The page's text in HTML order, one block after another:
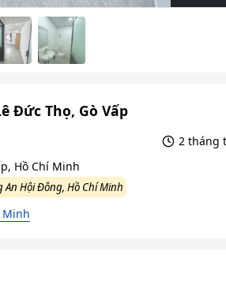
Đức Thọ, Gò Vấp
2 tháng
Hồ Chí Minh
Hội Đông, Hồ Chí Minh
Minh